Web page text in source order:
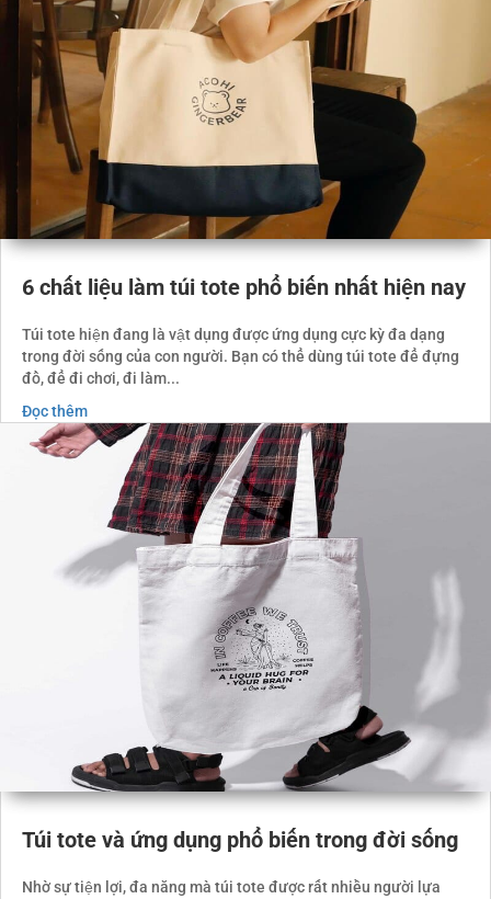
6 chất liệu làm túi tote phổ biến nhất hiện nay
Túi tote hiện đang là vật dụng được ứng dụng cực kỳ đa dạng
trong đời sống của con người. Bạn có thể dùng túi tote để đựng
đồ, để đi chơi, đi làm...
Đọc thêm
Túi tote và ứng dụng phổ biến trong đời sống
Nhờ sự tiện lợi, đa năng mà túi tote được rất nhiều người lựa